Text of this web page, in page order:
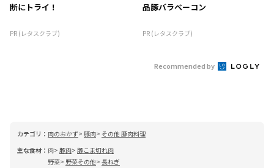
断にトライ！
PR (レタスクラブ)
品豚バラベーコン
PR (レタスクラブ)
Recommended by
カテゴリ： 肉のおかず 豚肉 その他 豚肉料理
主な食材： 肉 豚肉 豚こま切れ肉
野菜
野菜その他 長ねぎ